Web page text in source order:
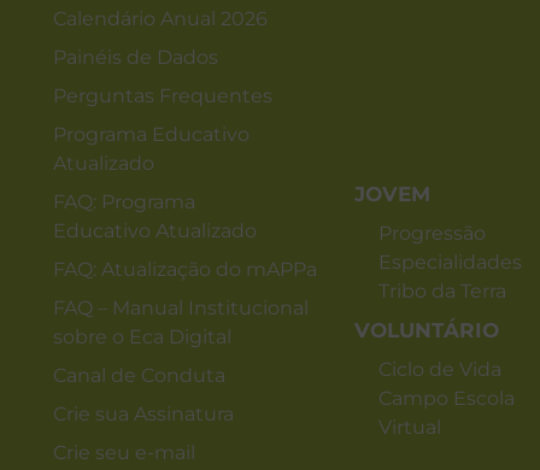
Calendário Anual 2026
Painéis de Dados
Perguntas Frequentes
Programa Educativo
Atualizado
FAQ: Programa
Educativo Atualizado
FAQ: Atualização do mAPPa
FAQ – Manual Institucional
sobre o Eca Digital
Canal de Conduta
Crie sua Assinatura
Crie seu e-mail
JOVEM
Progressão
Especialidades
Tribo da Terra
VOLUNTÁRIO
Ciclo de Vida
Campo Escola
Virtual